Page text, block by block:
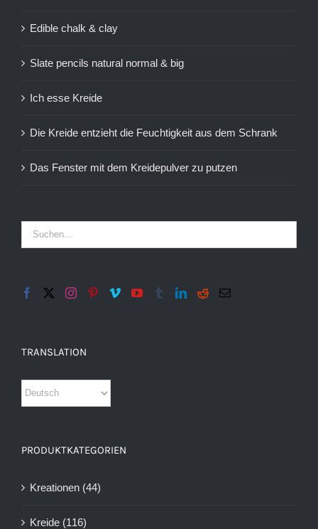
Edible chalk & clay
Slate pencils natural normal & big
Ich esse Kreide
Die Kreide entzieht die Feuchtigkeit aus dem Schrank
Das Fenster mit dem Kreidepulver zu putzen
TRANSLATION
PRODUKTKATEGORIEN
Kreationen (44)
Kreide (116)